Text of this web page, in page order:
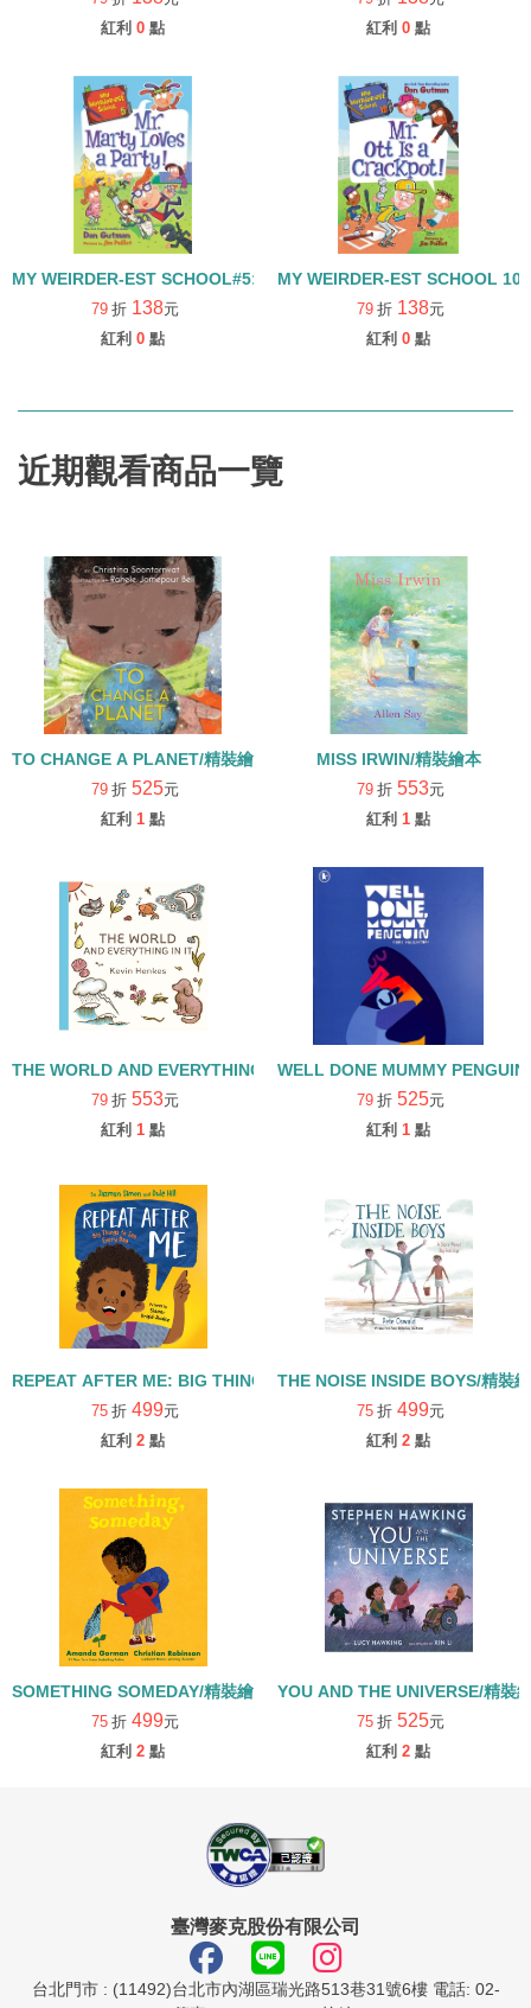
紅利 0 點
紅利 0 點
MY WEIRDER-EST SCHOOL#5: MR. MARTY LOVES A PARTY!
79 折 138元
紅利 0 點
MY WEIRDER-EST SCHOOL
79 折 138元
紅利 0 點
近期觀看商品一覽
TO CHANGE A PLANET/精裝繪本
79 折 525元
紅利 1 點
MISS IRWIN/精裝繪本
79 折 553元
紅利 1 點
THE WORLD AND EVERYTHING IN IT/精裝繪本
79 折 553元
紅利 1 點
WELL DONE MUMMY
79 折 525元
紅利 1 點
REPEAT AFTER ME: BIG THINGS TO SAY EVERY DAY/精裝繪本
75 折 499元
紅利 2 點
THE NOISE INSIDE BOYS/精裝
75 折 499元
紅利 2 點
SOMETHING SOMEDAY/精裝繪本
75 折 499元
紅利 2 點
YOU AND THE UNIVERSE/精裝
75 折 525元
紅利 2 點
臺灣麥克股份有限公司
台北門市 : (11492)台北市內湖區瑞光路513巷31號6樓 電話: 02-